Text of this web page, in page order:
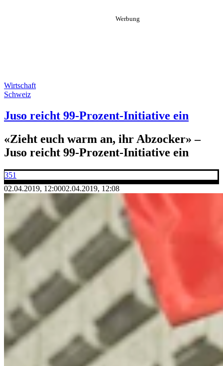
Wirtschaft
Schweiz
Juso reicht 99-Prozent-Initiative ein
«Zieht euch warm an, ihr Abzocker» –
Juso reicht 99-Prozent-Initiative ein
351
02.04.2019, 12:0002.04.2019, 12:08